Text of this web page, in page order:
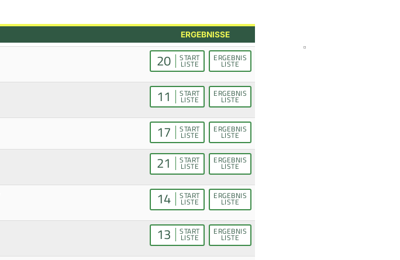
ERGEBNISSE
20 START
LISTE
ERGEBNIS
LISTE
11 START
LISTE
ERGEBNIS
LISTE
17 START
LISTE
ERGEBNIS
LISTE
21 START
LISTE
ERGEBNIS
LISTE
14 START
LISTE
ERGEBNIS
LISTE
13 START
LISTE
ERGEBNIS
LISTE